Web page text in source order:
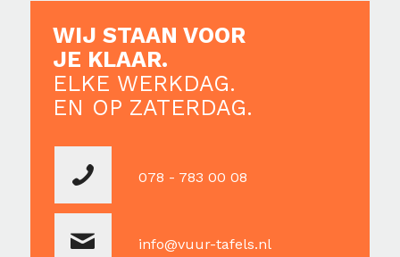
WIJ STAAN VOOR
JE KLAAR.
ELKE WERKDAG.
EN OP ZATERDAG.
078 - 783 00 08
info@vuur-tafels.nl